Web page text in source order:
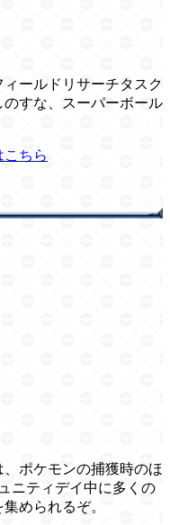
ールドリサーチタスク
すな、スーパーボール
ちら
ポケモンの捕獲時のほ
ニティデイ中に多くの
められるぞ。